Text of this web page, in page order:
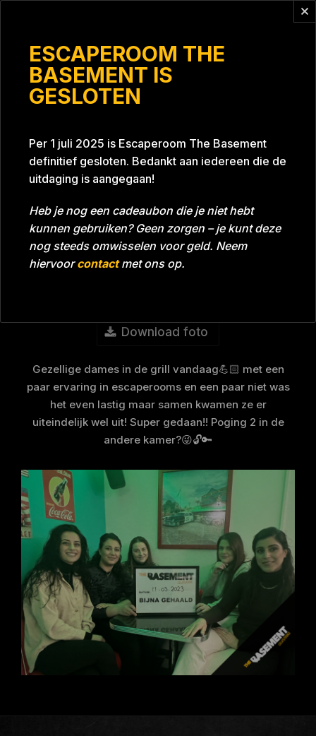
ESCAPEROOM THE
BASEMENT IS
GESLOTEN
Per 1 juli 2025 is Escaperoom The Basement
definitief gesloten. Bedankt aan iedereen die de
uitdaging is aangegaan!
Heb je nog een cadeaubon die je niet hebt
kunnen gebruiken? Geen zorgen – je kunt deze
nog steeds omwisselen voor geld. Neem
hiervoorcontactmet ons op.
Tijd Bijna gehaald Datum 11-03-2023
Room Grill With A Thrill
Download foto
Gezellige dames in de grill vandaag💪🏻 met een
paar ervaring in escaperooms en een paar niet was
het even lastig maar samen kwamen ze er
uiteindelijk wel uit! Super gedaan!! Poging 2 in de
andere kamer?😜🔓🔑